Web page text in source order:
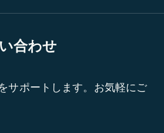
合わせ
サポートします。お気軽にご